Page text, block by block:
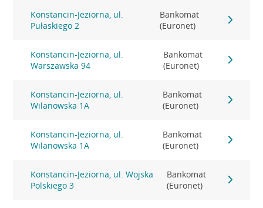
Konstancin-Jeziorna, ul.
Pułaskiego 2
Bankomat
(Euronet)
Konstancin-Jeziorna, ul.
Warszawska 94
Bankomat
(Euronet)
Konstancin-Jeziorna, ul.
Wilanowska 1A
Bankomat
(Euronet)
Konstancin-Jeziorna, ul.
Wilanowska 1A
Bankomat
(Euronet)
Konstancin-Jeziorna, ul. Wojska
Polskiego 3
Bankomat
(Euronet)